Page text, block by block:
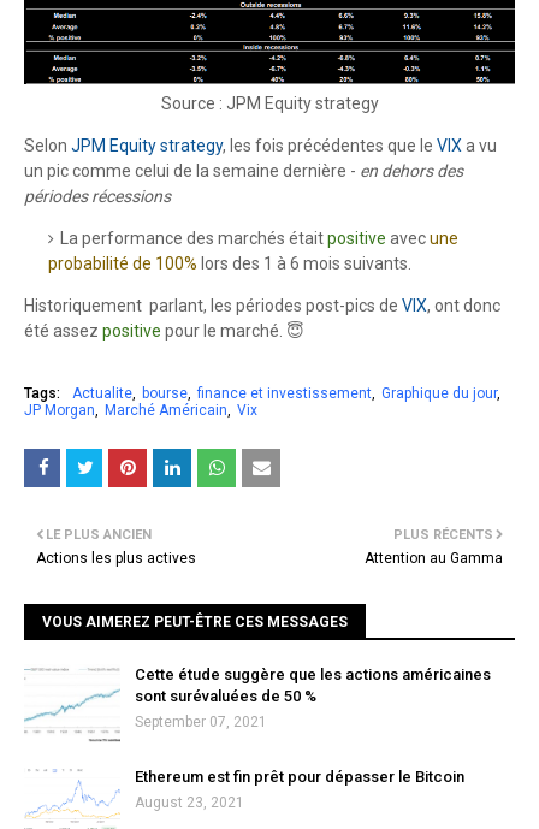
Source : JPM Equity strategy
Selon JPM Equity strategy, les fois précédentes que le VIX a vu
un pic comme celui de la semaine dernière - en dehors des
périodes récessions
La performance des marchés étaitpositive avecune
probabilité de 100% lors des 1 à 6 mois suivants.
Historiquement parlant, les périodes post-pics de VIX, ont donc
été assez positive pour le marché. 😇
Tags: Actualite bourse finance et investissement Graphique du jour
JP Morgan
Marché Américain Vix
PLUS RÉCENTS
Attention au Gamma
LE PLUS ANCIEN
Actions les plus actives
VOUS AIMEREZ PEUT-ÊTRE CES MESSAGES
Cette étude suggère que les actions américaines
sont surévaluées de 50 %
September 07, 2021
Ethereum est fin prêt pour dépasser le Bitcoin
August 23, 2021